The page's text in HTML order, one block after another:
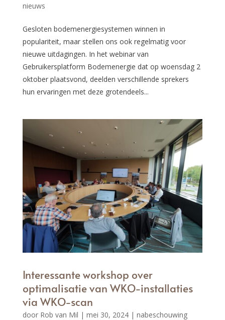
nieuws
Gesloten bodemenergiesystemen winnen in
populariteit, maar stellen ons ook regelmatig voor
nieuwe uitdagingen. In het webinar van
Gebruikersplatform Bodemenergie dat op woensdag 2
oktober plaatsvond, deelden verschillende sprekers
hun ervaringen met deze grotendeels...
Interessante workshop over
optimalisatie van WKO-installaties
via WKO-scan
door Rob van Mil | mei 30, 2024| nabeschouwing